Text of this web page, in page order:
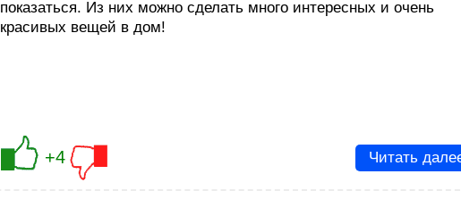
показаться. Из них можно сделать много интересных и очень
красивых вещей в дом!
+4 Читать